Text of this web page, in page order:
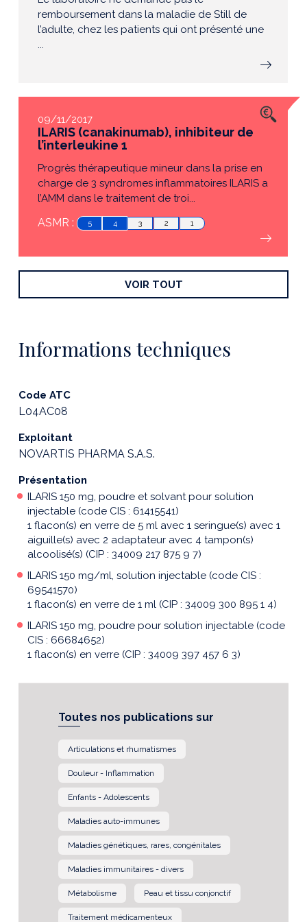
remboursement dans la maladie de Still de
l’adulte, chez les patients qui ont présenté une
...
09/11/2017
ILARIS (canakinumab), inhibiteur de
l’interleukine 1
Progrès thérapeutique mineur dans la prise en
charge de 3 syndromes inflammatoires ILARIS a
l’AMM dans le traitement de troi...
ASMR : 5 4 3 2 1
VOIR TOUT
Informations techniques
Code ATC
L04AC08
Exploitant
NOVARTIS PHARMA S.A.S.
Présentation
ILARIS 150 mg, poudre et solvant pour solution
injectable (code CIS : 61415541)
1 flacon(s) en verre de 5 ml avec 1 seringue(s) avec 1
aiguille(s) avec 2 adaptateur avec 4 tampon(s)
alcoolisé(s) (CIP : 34009 217 875 9 7)
ILARIS 150 mg/ml, solution injectable (code CIS :
69541570)
1 flacon(s) en verre de 1 ml (CIP : 34009 300 895 1 4)
ILARIS 150 mg, poudre pour solution injectable (code
CIS : 66684652)
1 flacon(s) en verre (CIP : 34009 397 457 6 3)
Toutes nos publications sur
Articulations et rhumatismes
Douleur - Inflammation
Enfants - Adolescents
Maladies auto-immunes
Maladies génétiques, rares, congénitales
Maladies immunitaires - divers
Métabolisme Peau et tissu conjonctif
Traitement médicamenteux